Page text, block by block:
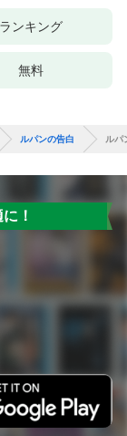
ランキング
無料
ルパンの告白 ルパ
！